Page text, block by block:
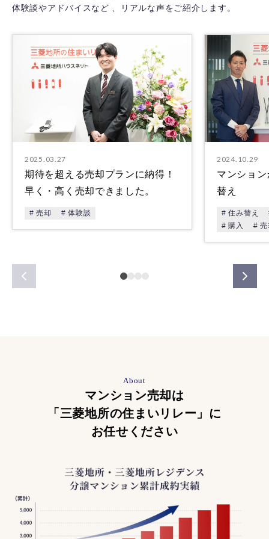
体験談やアドバイスなど 、リアルな声をご紹介します。
2025.03.27
期待を超える売却プランに納得！
早く・高く売却できました。
# 売却 # 体験談
2024.10.29
マンショ
替え
# 住み替え
# 購入
# 売
About
マンション売却は
「三菱地所の住まいリレー」に
お任せください